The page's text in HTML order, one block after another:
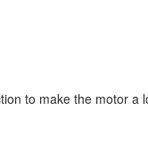
to make the motor